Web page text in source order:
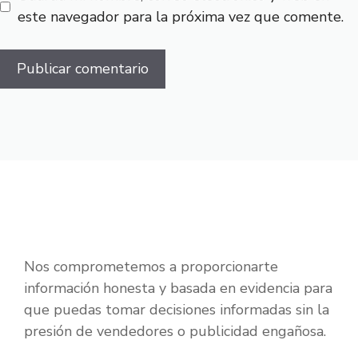
este navegador para la próxima vez que comente.
Nos comprometemos a proporcionarte
información honesta y basada en evidencia para
que puedas tomar decisiones informadas sin la
presión de vendedores o publicidad engañosa.